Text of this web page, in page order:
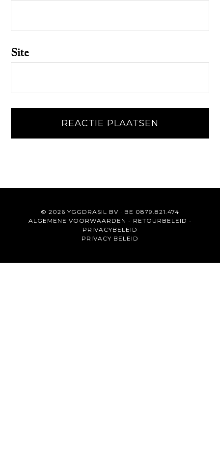
Site
© 2026 YGGDRASIL BV · BE 0879.821.474
ALGEMENE VOORWAARDEN - RETOURBELEID -
PRIVACYBELEID
PRIVACY BELEID